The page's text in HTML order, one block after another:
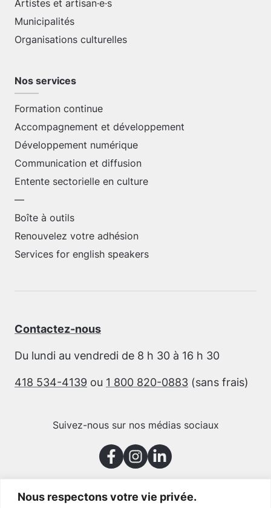
Nous respectons votre vie privée.
Artistes et artisan·e·s
Municipalités
Organisations culturelles
Nos services
Formation continue
Accompagnement et développement
Développement numérique
Communication et diffusion
Entente sectorielle en culture
—
Boîte à outils
Renouvelez votre adhésion
Services for english speakers
Contactez-nous
Du lundi au vendredi de 8 h 30 à 16 h 30
418 534-4139 ou 1 800 820-0883 (sans frais)
Suivez-nous sur nos médias sociaux
Merci à nos partenaires